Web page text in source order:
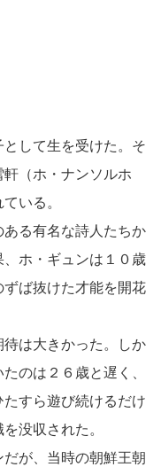
して生を受けた。そ
（ホ・ナンソルホ
いる。
ある有名な詩人たちか
ホ・ギュンは１０歳
ば抜けた才能を開花
は大きかった。しか
のは２６歳と遅く、
すら遊び続けるだけ
没収された。
が、当時の朝鮮王朝